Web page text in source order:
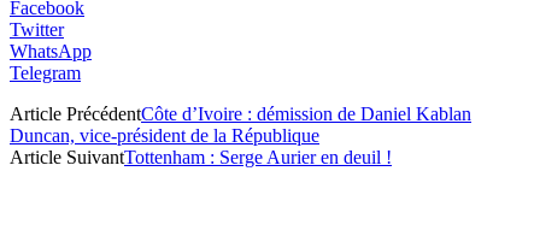
Facebook
Twitter
WhatsApp
Telegram
Article PrécédentCôte d’Ivoire : démission de Daniel Kablan
Duncan, vice-président de la République
Article SuivantTottenham : Serge Aurier en deuil !